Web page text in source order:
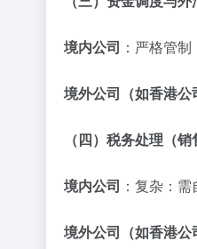
境内公司 ：严格管
境外公司（如香港公
（四）税务处理（销
境内公司 ：复杂：
境外公司（如香港公